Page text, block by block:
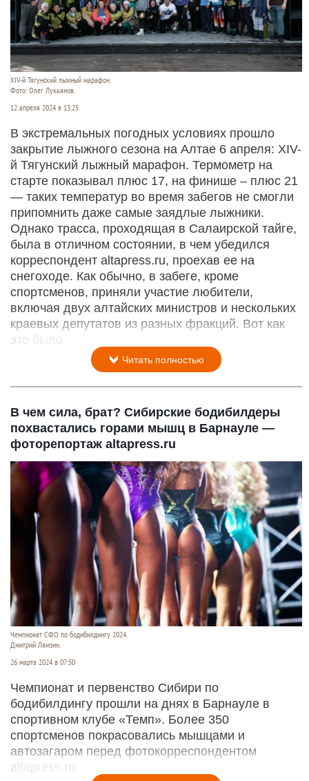
XIV-й Тягунский лыжный марафон.
Фото: Олег Лукьянов.
12 апреля 2024 в 13:25
В экстремальных погодных условиях прошло
закрытие лыжного сезона на Алтае 6 апреля: XIV-
й Тягунский лыжный марафон. Термометр на
старте показывал плюс 17, на финише – плюс 21
— таких температур во время забегов не смогли
припомнить даже самые заядлые лыжники.
Однако трасса, проходящая в Салаирской тайге,
была в отличном состоянии, в чем убедился
корреспондент altapress.ru, проехав ее на
снегоходе. Как обычно, в забеге, кроме
спортсменов, приняли участие любители,
включая двух алтайских министров и нескольких
краевых депутатов из разных фракций. Вот как
это было.
Читать полностью
В чем сила, брат? Сибирские бодибилдеры
похвастались горами мышц в Барнауле —
фоторепортаж altapress.ru
Чемпионат СФО по бодибилдингу 2024.
Дмитрий Лямзин.
26 марта 2024 в 07:50
Чемпионат и первенство Сибири по
бодибилдингу прошли на днях в Барнауле в
спортивном клубе «Темп». Более 350
спортсменов покрасовались мышцами и
автозагаром перед фотокорреспондентом
altapress.ru.